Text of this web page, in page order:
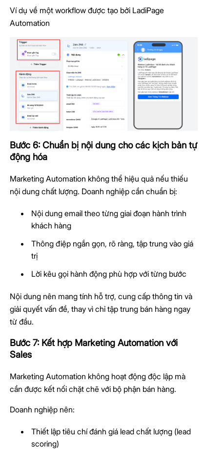
Ví dụ về một workflow được tạo bởi LadiPage
Automation
Bước 6: Chuẩn bị nội dung cho các kịch bản tự
động hóa
Marketing Automation không thể hiệu quả nếu thiếu
nội dung chất lượng. Doanh nghiệp cần chuẩn bị:
Nội dung email theo từng giai đoạn hành trình
khách hàng
Thông điệp ngắn gọn, rõ ràng, tập trung vào giá
trị
Lời kêu gọi hành động phù hợp với từng bước
Nội dung nên mang tính hỗ trợ, cung cấp thông tin và
giải quyết vấn đề, thay vì chỉ tập trung bán hàng ngay
từ đầu.
Bước 7: Kết hợp Marketing Automation với
Sales
Marketing Automation không hoạt động độc lập mà
cần được kết nối chặt chẽ với bộ phận bán hàng.
Doanh nghiệp nên:
Thiết lập tiêu chí đánh giá lead chất lượng (lead
scoring)